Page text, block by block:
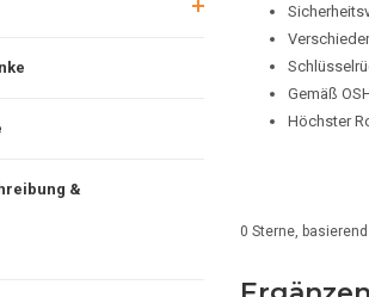
&
Gemäß
Höchster
0 Sterne,